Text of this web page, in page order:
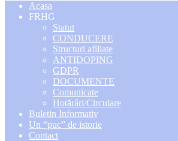
Acasa
FRHG
Statut
CONDUCERE
Structuri afiliate
ANTIDOPING
GDPR
DOCUMENTE
Comunicate
Hotărâri/Circulare
Buletin Informativ
Un “puc” de istorie
Contact